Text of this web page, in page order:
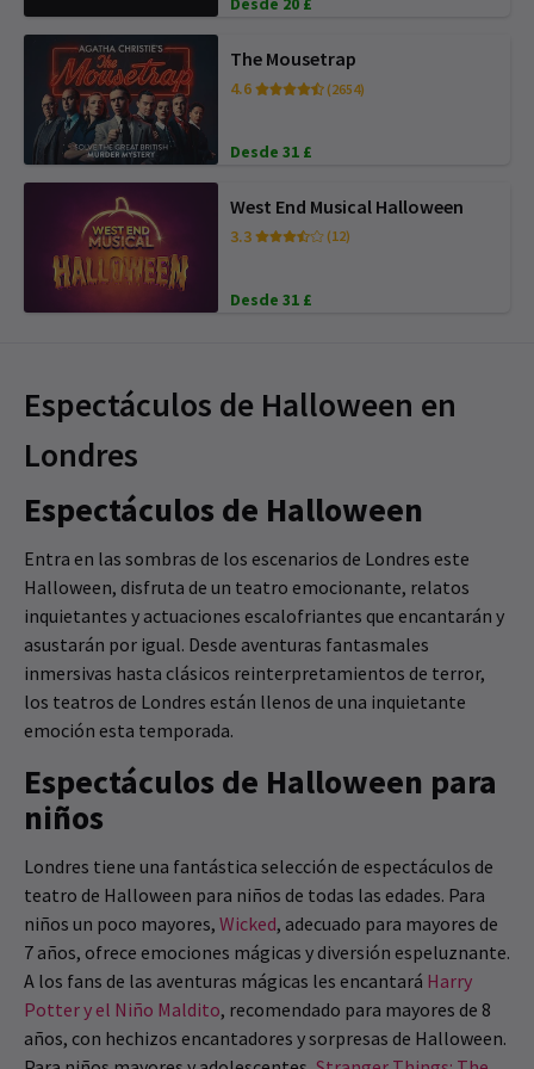
The Mousetrap
4.6 (2654)
Desde 31 £
West End Musical Halloween
3.3 (12)
Desde 31 £
Espectáculos de Halloween en
Londres
Espectáculos de Halloween
Entra en las sombras de los escenarios de Londres este
Halloween, disfruta de un teatro emocionante, relatos
inquietantes y actuaciones escalofriantes que encantarán y
asustarán por igual. Desde aventuras fantasmales
inmersivas hasta clásicos reinterpretamientos de terror,
los teatros de Londres están llenos de una inquietante
emoción esta temporada.
Espectáculos de Halloween para
niños
Londres tiene una fantástica selección de espectáculos de
teatro de Halloween para niños de todas las edades. Para
niños un poco mayores, Wicked, adecuado para mayores de
7 años, ofrece emociones mágicas y diversión espeluznante.
A los fans de las aventuras mágicas les encantará Harry
Potter y el Niño Maldito, recomendado para mayores de 8
años, con hechizos encantadores y sorpresas de Halloween.